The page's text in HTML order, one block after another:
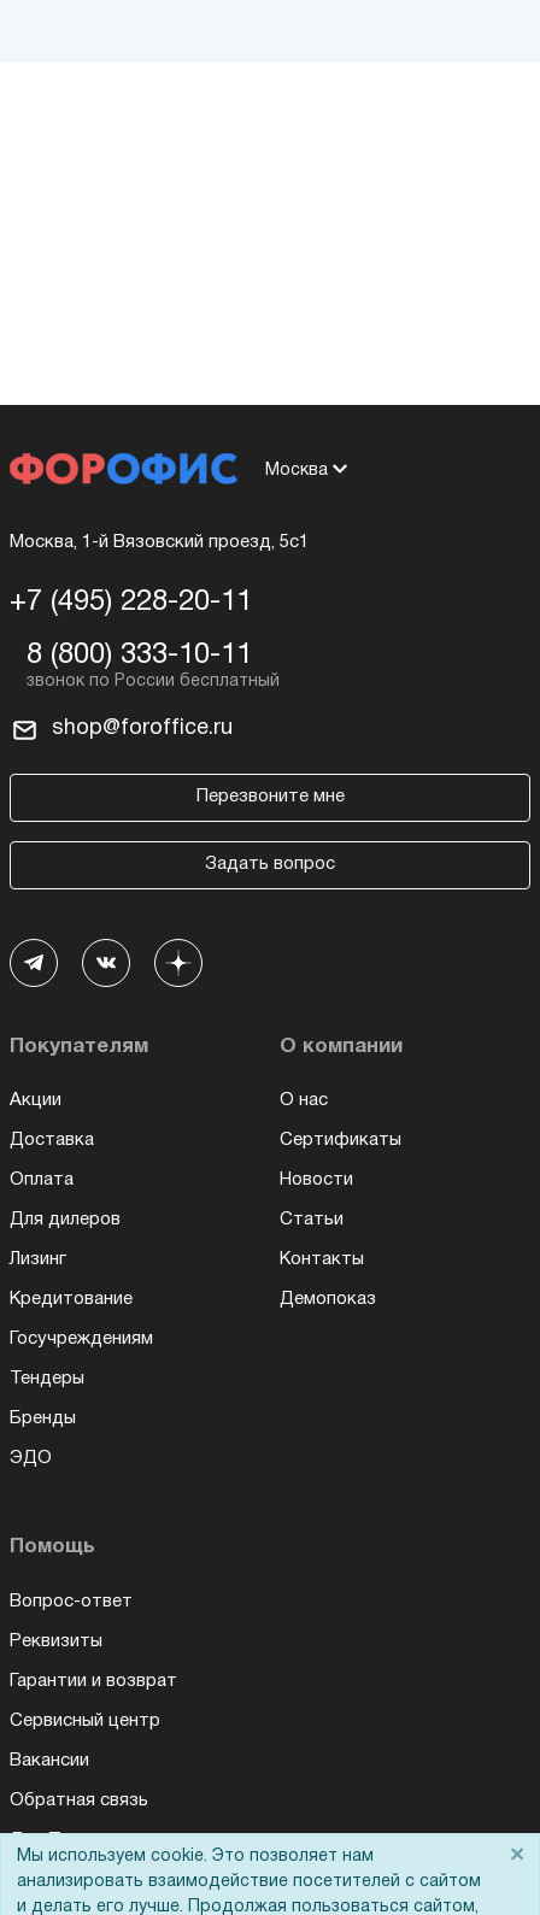
Москва
Москва, 1-й Вязовский проезд, 5с1
+7 (495) 228-20-11
8 (800) 333-10-11
shop@foroffice.ru
Перезвоните мне
Задать вопрос
Покупателям
Акции
Доставка
Оплата
Для дилеров
Лизинг
Кредитование
Госучреждениям
Тендеры
Бренды
ЭДО
О компании
О нас
Сертификаты
Новости
Статьи
Контакты
Демопоказ
Помощь
Вопрос-ответ
Реквизиты
Гарантии и возврат
Сервисный центр
Вакансии
Обратная связь
Мы используем cookie. Это позволяет нам
анализировать взаимодействие посетителей с сайтом
и делать его лучше. Продолжая пользоваться сайтом,
×